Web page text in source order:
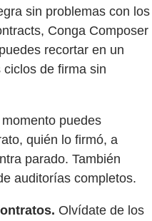
sin problemas con los
Conga Composer
recortar en un
de firma sin
puedes
quién lo firmó, a
parado. También
auditorías completos.
Olvídate de los